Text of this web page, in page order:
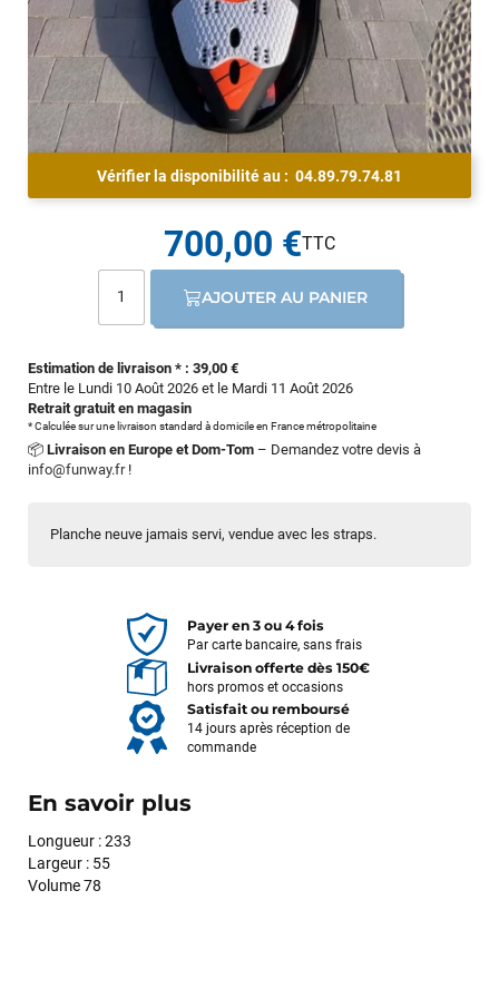
Planche neuve jamais servi, vendue avec les straps.
Vérifier la disponibilité au : 04.89.79.74.81
Estimation de livraison * : 39,00 €
Entre le Lundi 10 Août 2026 et le Mardi 11 Août 2026
Retrait gratuit en magasin
* Calculée sur une livraison standard à domicile en France métropolitaine
📦 Livraison en Europe et Dom-Tom – Demandez votre devis à
info@funway.fr!
700,00 €
AJOUTER AU PANIER
Payer en 3 ou 4 fois
Par carte bancaire, sans frais
Livraison offerte dès 150€
hors promos et occasions
Satisfait ou remboursé
14 jours après réception de
commande
En savoir plus
Longueur : 233
Largeur : 55
Volume 78